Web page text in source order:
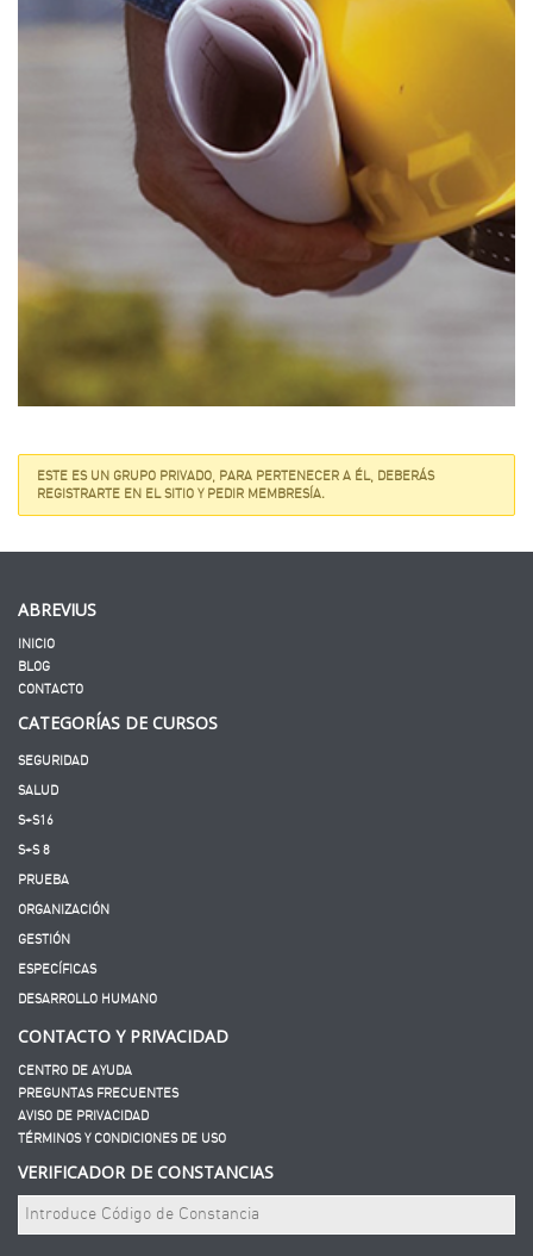
ESTE ES UN GRUPO PRIVADO, PARA PERTENECER A ÉL, DEBERÁS
REGISTRARTE EN EL SITIO Y PEDIR MEMBRESÍA.
ABREVIUS
INICIO
BLOG
CONTACTO
CATEGORÍAS DE CURSOS
SEGURIDAD
SALUD
S+S16
S+S 8
PRUEBA
ORGANIZACIÓN
GESTIÓN
ESPECÍFICAS
DESARROLLO HUMANO
CONTACTO Y PRIVACIDAD
CENTRO DE AYUDA
PREGUNTAS FRECUENTES
AVISO DE PRIVACIDAD
TÉRMINOS Y CONDICIONES DE USO
VERIFICADOR DE CONSTANCIAS